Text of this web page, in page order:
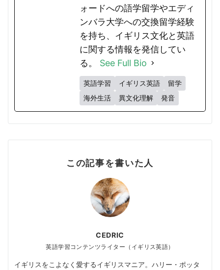
ォードへの語学留学やエディ
ンバラ大学への交換留学経験
を持ち、イギリス文化と英語
に関する情報を発信してい
る。 See Full Bio
英語学習 イギリス英語
留学
海外生活
異文化理解 発音
この記事を書いた人
CEDRIC
英語学習コンテンツライター（イギリス英語）
イギリスをこよなく愛するイギリスマニア。ハリー・ポッタ